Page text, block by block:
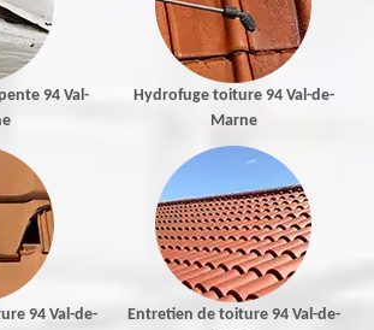
94 Val-
Hydrofuge toiture 94 Val-de-
Marne
94 Val-de-
Entretien de toiture 94 Val-de-